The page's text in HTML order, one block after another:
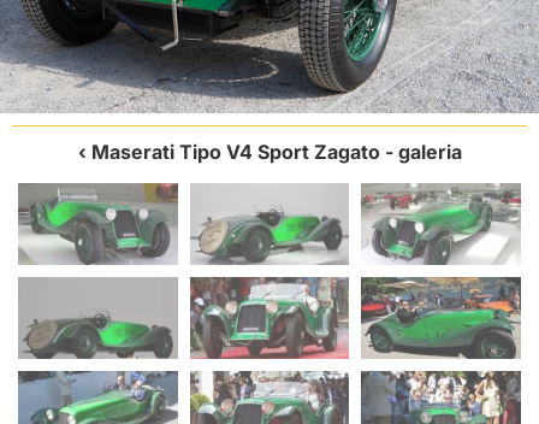
Maserati Tipo V4 Sport Zagato- galeria